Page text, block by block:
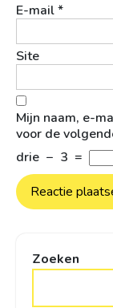
E-mail*
Site
Mijn naam, e-
voor de
drie − 3 =
Zoeken